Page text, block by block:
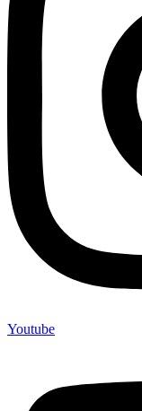
Youtube